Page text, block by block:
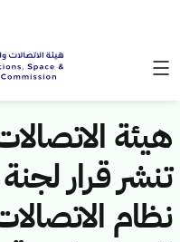
هيئة
تنشر قرار
نظام